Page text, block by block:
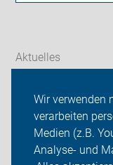
Wir verwenden
verarbeiten
Medien (z.B.
Analyse- und
Aktuelles
ADFC Oelde
Sei dabei